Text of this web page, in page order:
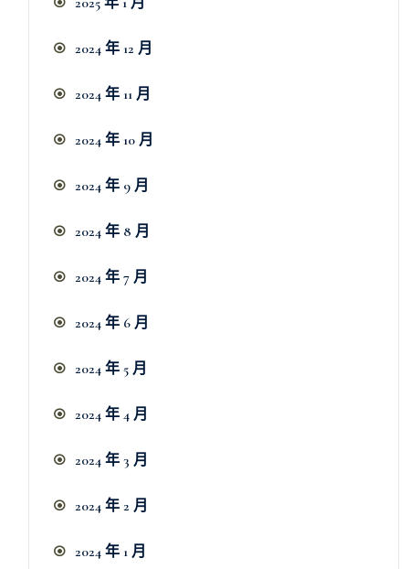
2024 年 12 月
2024 年 11 月
2024 年 10 月
2024 年 9 月
2024 年 8 月
2024 年 7 月
2024 年 6 月
2024 年 5 月
2024 年 4 月
2024 年 3 月
2024 年 2 月
2024 年 1 月